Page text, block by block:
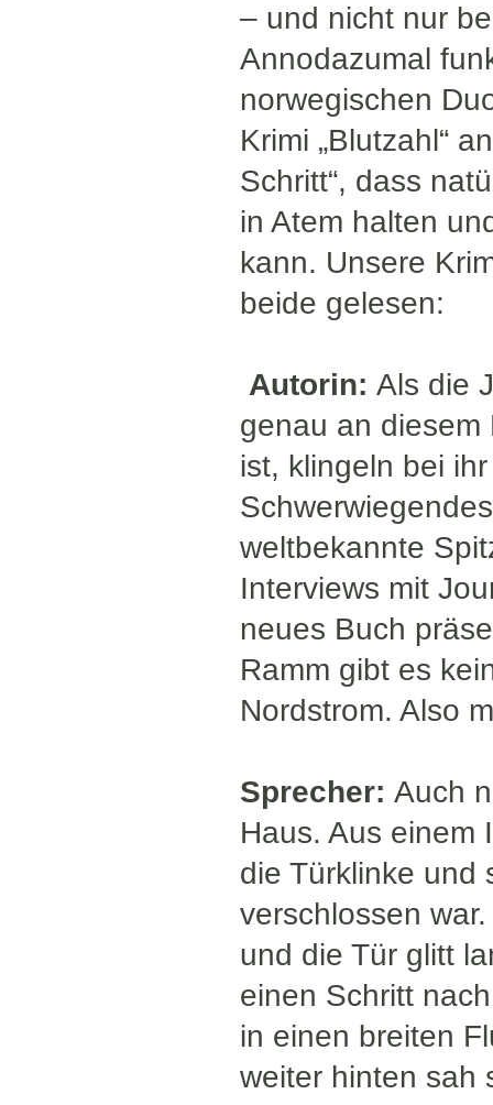
– und nicht nur
Annodazumal
norwegischen
Krimi „Blutzahl“
Schritt“, dass
in Atem halten
kann. Unsere
beide gelesen:
Autorin: Als die
genau an diesem
ist, klingeln bei
weltbekannte
Interviews mit
neues Buch
Ramm gibt es
Nordstrom. Also
Sprecher: Auch
Haus. Aus einem
die Türklinke und
verschlossen
und die Tür glitt
einen Schritt
in einen breiten
weiter hinten sah